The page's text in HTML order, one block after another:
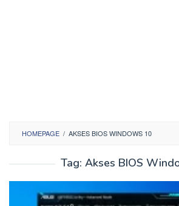
HOMEPAGE / AKSES BIOS WINDOWS 10
Tag: Akses BIOS